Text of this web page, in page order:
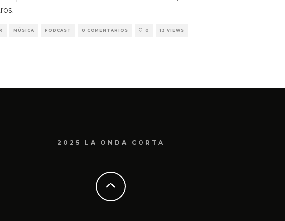
MÚSICA PODCAST 0 COMENTARIOS 0 13 VIEWS
2025 LA ONDA CORTA